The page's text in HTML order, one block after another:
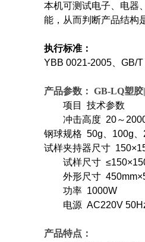
本机可测试电子、电器
能，从而判断产品结构
执行标准：
YBB 0021-2005 、GB/
产品参数： GB-LQ塑
项目 技术参数
冲击高度 20～
钢球规格 50g、100g
试样夹持器尺寸
试样尺寸
外形尺寸
功率 1000W
电源 AC220V
产品特点：